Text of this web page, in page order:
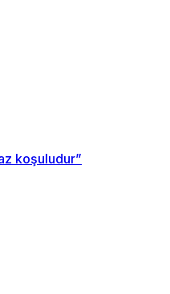
koşuludur”